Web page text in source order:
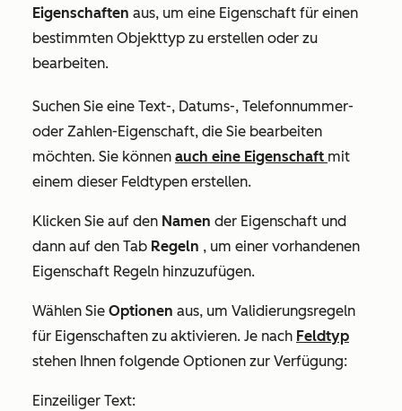
Eigenschaften aus, um eine Eigenschaft für einen
bestimmten Objekttyp zu erstellen oder zu
bearbeiten.
Suchen Sie eine Text-, Datums-, Telefonnummer-
oder Zahlen-Eigenschaft, die Sie bearbeiten
möchten. Sie können auch eine Eigenschaft mit
einem dieser Feldtypen erstellen.
Klicken Sie auf den Namen der Eigenschaft und
dann auf den Tab Regeln , um einer vorhandenen
Eigenschaft Regeln hinzuzufügen.
Wählen Sie Optionen aus, um Validierungsregeln
für Eigenschaften zu aktivieren. Je nach Feldtyp
stehen Ihnen folgende Optionen zur Verfügung:
Einzeiliger Text: